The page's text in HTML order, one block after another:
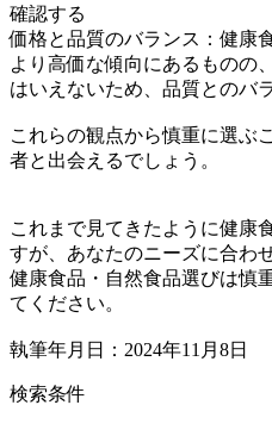
確認する
価格と品質のバランス：健康
より高価な傾向にあるものの
はいえないため、品質とのバ
これらの観点から慎重に選ぶ
者と出会えるでしょう。
これまで見てきたように健康
すが、あなたのニーズに合わ
健康食品・自然食品選びは慎
てください。
執筆年月日：2024年11月8日
検索条件